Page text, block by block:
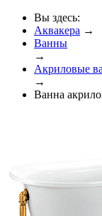
Вы здесь:
Аквакера →
Ванны
→
Акриловые
→
Ванна